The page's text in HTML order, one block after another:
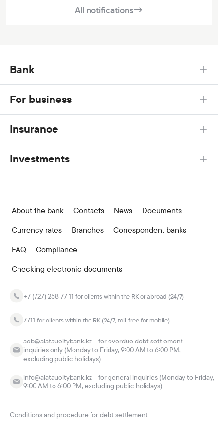
All notifications→
Bank
For business
Insurance
Investments
About the bank Contacts News
Documents
Currency rates
Branches
Correspondent banks
FAQ
Compliance
Checking electronic documents
+7 (727) 258 77 11 for clients within the RK or abroad (24/7)
7711 for clients within the RK (24/7, toll-free for mobile)
acb@alataucitybank.kz – for overdue debt settlement
inquiries only (Monday to Friday, 9:00 AM to 6:00 PM,
excluding public holidays)
info@alataucitybank.kz – for general inquiries (Monday to Friday,
9:00 AM to 6:00 PM, excluding public holidays)
Conditions and procedure for debt settlement